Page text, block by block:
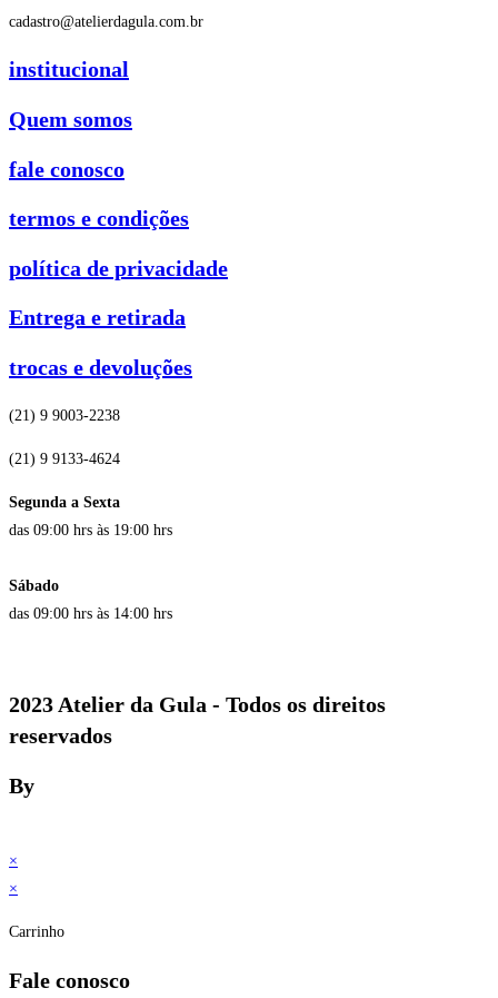
cadastro@atelierdagula.com.br
institucional
Quem somos
fale conosco
termos e condições
política de privacidade
Entrega e retirada
trocas e devoluções
(21) 9 9003-2238
(21) 9 9133-4624
Segunda a Sexta
das 09:00 hrs às 19:00 hrs
Sábado
das 09:00 hrs às 14:00 hrs
2023 Atelier da Gula - Todos os direitos
reservados
By
×
×
Carrinho
Fale conosco